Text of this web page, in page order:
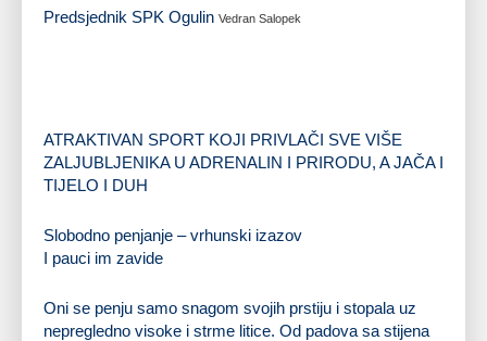
Predsjednik SPK Ogulin Vedran Salopek
ATRAKTIVAN SPORT KOJI PRIVLAČI SVE VIŠE
ZALJUBLJENIKA U ADRENALIN I PRIRODU, A JAČA I
TIJELO I DUH
Slobodno penjanje – vrhunski izazov
I pauci im zavide
Oni se penju samo snagom svojih prstiju i stopala uz
nepregledno visoke i strme litice. Od padova sa stijena